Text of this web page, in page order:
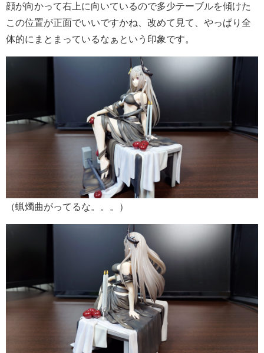
顔が向かって右上に向いているので多少テーブルを傾けた
この位置が正面でいいですかね、改めて見て、やっぱり全
体的にまとまっているなぁという印象です。
（蝋燭曲がってるな。。。）